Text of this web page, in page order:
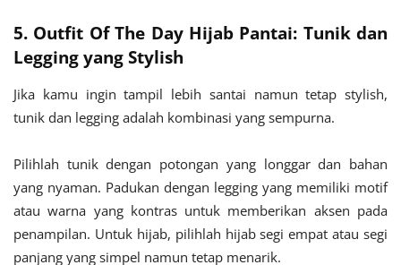
5. Outfit Of The Day Hijab Pantai: Tunik dan
Legging yang Stylish
Jika kamu ingin tampil lebih santai namun tetap stylish,
tunik dan legging adalah kombinasi yang sempurna.
Pilihlah tunik dengan potongan yang longgar dan bahan
yang nyaman. Padukan dengan legging yang memiliki motif
atau warna yang kontras untuk memberikan aksen pada
penampilan. Untuk hijab, pilihlah hijab segi empat atau segi
panjang yang simpel namun tetap menarik.